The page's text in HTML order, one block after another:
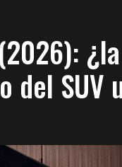
del SUV